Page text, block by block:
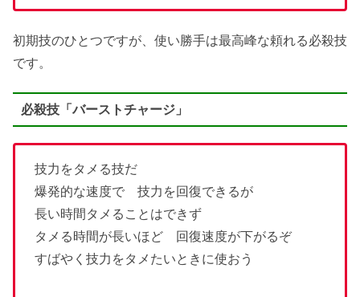
初期技のひとつですが、使い勝手は最高峰な頼れる必殺技
です。
必殺技「バーストチャージ」
技力をタメる技だ
爆発的な速度で 技力を回復できるが
長い時間タメることはできず
タメる時間が長いほど 回復速度が下がるぞ
すばやく技力をタメたいときに使おう